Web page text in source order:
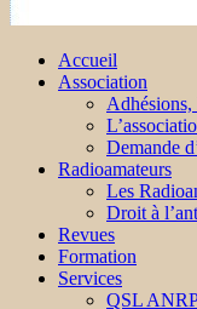
Accueil
Association
Demande
Radioamateurs
Les
Droit à
Revues
Formation
Services
QSL